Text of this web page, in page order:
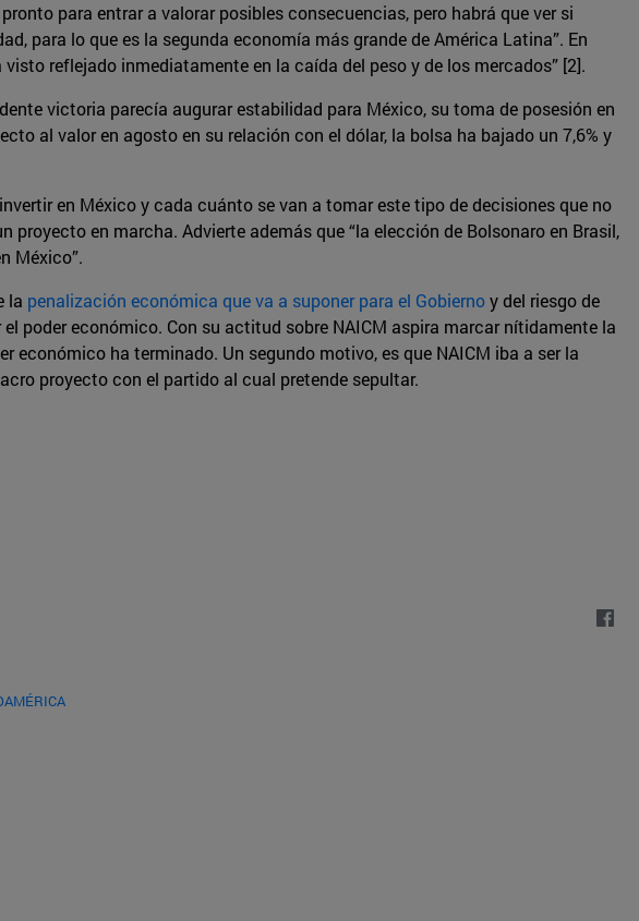
para entrar a valorar posibles consecuencias, pero habrá que ver si
para lo que es la segunda economía más grande de América Latina”. En
reflejado inmediatamente en la caída del peso y de los mercados” [2].
victoria parecía augurar estabilidad para México, su toma de posesión en
al valor en agosto en su relación con el dólar, la bolsa ha bajado un 7,6% y
en México y cada cuánto se van a tomar este tipo de decisiones que no
en marcha. Advierte además que “la elección de Bolsonaro en Brasil,
México”.
la penalización económica que va a suponer para el Gobiernoy del riesgo de
poder económico. Con su actitud sobre NAICM aspira marcar nítidamente la
económico ha terminado. Un segundo motivo, es que NAICM iba a ser la
proyecto con el partido al cual pretende sepultar.